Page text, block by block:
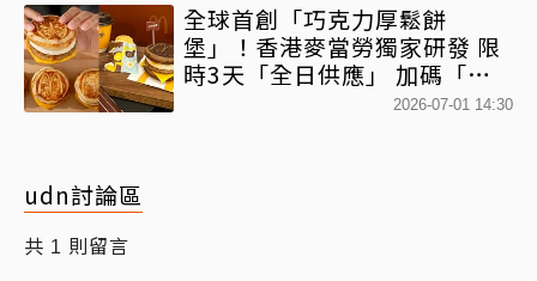
全球首創「巧克力厚鬆餅
堡」！香港麥當勞獨家研發 限
時3天「全日供應」 加碼「鴛
鴦厚鬆餅套餐」混搭港風2026-07-01 14:30
udn討論區
共 1 則留言